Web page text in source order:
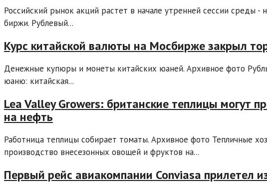
Российский рынок акций растет в начале утренней сессии среды -
биржи. Рублевый...
Курс китайской валюты на Мосбирже закрыл
Денежные купюры и монеты китайских юаней. Архивное фото
юаню: китайская...
Lea Valley Growers: британские теплицы могут
на нефть
Работница теплицы собирает томаты. Архивное фото Тепличные
производство внесезонных овощей и фруктов на...
Первый рейс авиакомпании Conviasa прилетел